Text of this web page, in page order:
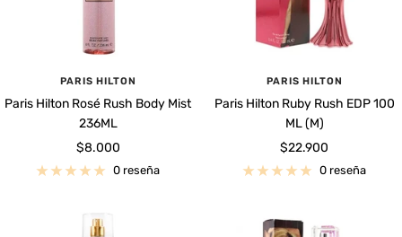
PARIS HILTON
Paris Hilton Rosé Rush Body Mist
236ML
Precio
de
$8.000
0 reseña
PARIS HILTON
Paris Hilton Ruby Rush EDP 100
ML (M)
Precio
de
$22.900
0 reseña